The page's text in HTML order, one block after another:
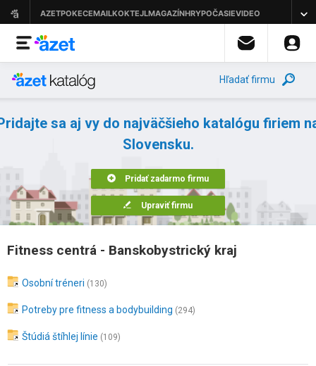
Hľadať firmu
sa aj vy do najväčšieho katalógu firiem
Slovensku.
Pridať zadarmo firmu
Upraviť firmu
Fitness centrá - Banskobystrický kraj
Osobní tréneri (130)
Potreby pre fitness a bodybuilding (294)
Štúdiá štíhlej línie (109)